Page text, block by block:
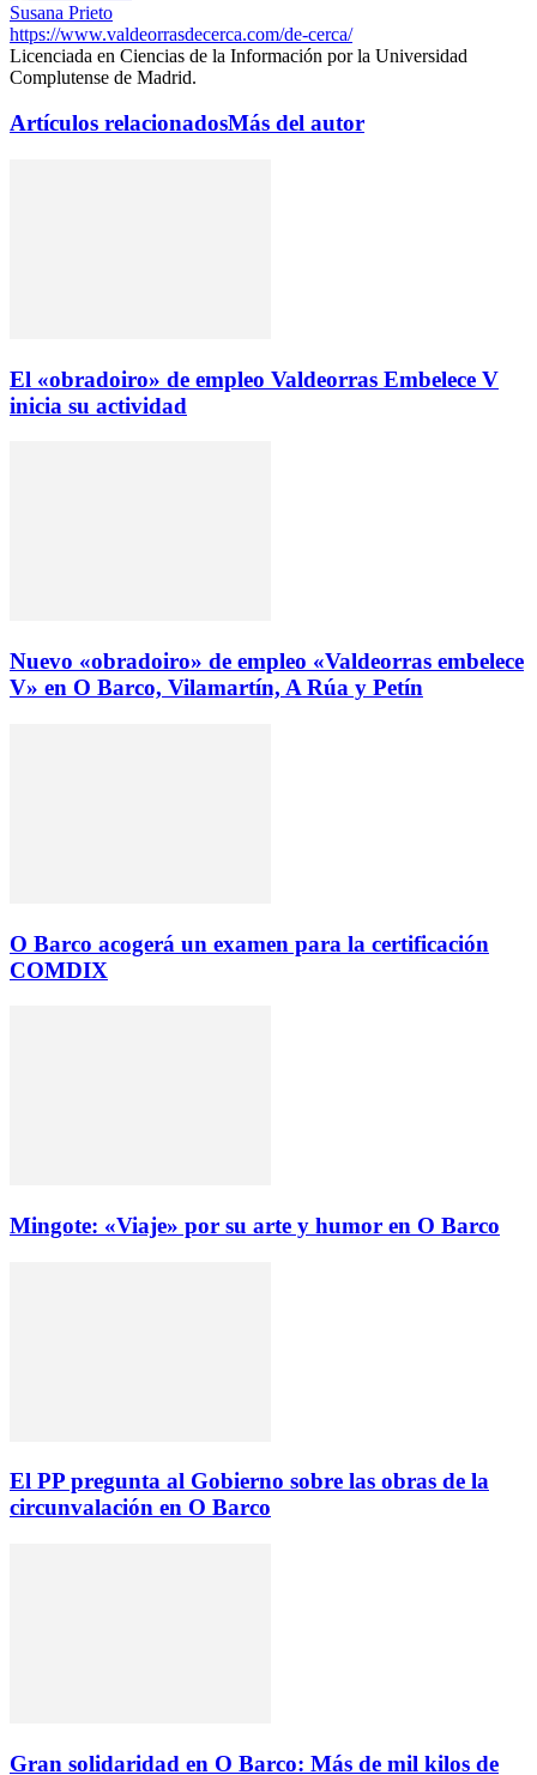
Susana Prieto
https://www.valdeorrasdecerca.com/de-cerca/
Licenciada en Ciencias de la Información por la Universidad
Complutense de Madrid.
Artículos relacionadosMás del autor
El «obradoiro» de empleo Valdeorras Embelece V
inicia su actividad
Nuevo «obradoiro» de empleo «Valdeorras embelece
V» en O Barco, Vilamartín, A Rúa y Petín
O Barco acogerá un examen para la certificación
COMDIX
Mingote: «Viaje» por su arte y humor en O Barco
El PP pregunta al Gobierno sobre las obras de la
circunvalación en O Barco
Gran solidaridad en O Barco: Más de mil kilos de